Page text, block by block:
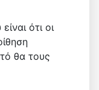
ότι οι
θα τους